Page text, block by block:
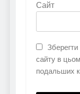
Сайт
сайту в
подальших